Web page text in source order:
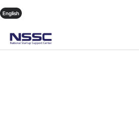
English